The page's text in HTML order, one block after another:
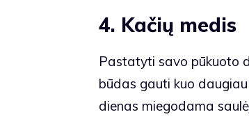
4. Kačių medis
Pastatyti savo pūkuoto
būdas gauti kuo
dienas miegodama